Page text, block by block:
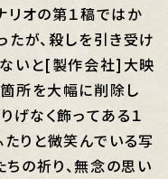
リオの第１稿ではか
たが、殺しを引き受け
いと[製作会社]大映
所を大幅に削除し
げなく飾ってある１
りと微笑んでいる写
の祈り、無念の思い